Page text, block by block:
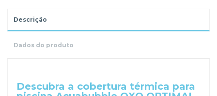
Descrição
Dados do produto
Descubra a cobertura térmica para